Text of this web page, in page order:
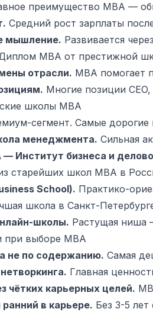
преимущество MBA —
Средний рост зарплаты
мышление. Развивается
MBA от престижной
отрасли. MBA помогает
Многие позиции
школы MBA
сегмент. Самые дорогие
менеджмента. Сильная
Институт бизнеса и
старейших школ MBA в
School). Практико-
школа в Санкт-
школы. Растущая ниша
при выборе MBA
не по содержанию. Самая
Главная
чётких карьерных целей.
в карьере. Без 3-5